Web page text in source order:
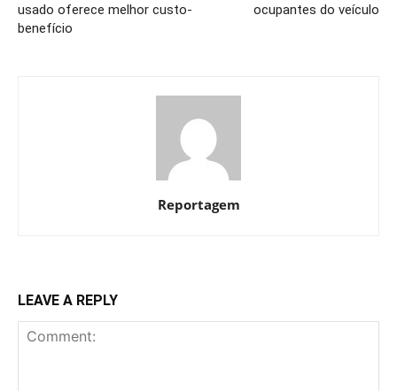
usado oferece melhor custo-
benefício
ocupantes do veículo
Reportagem
LEAVE A REPLY